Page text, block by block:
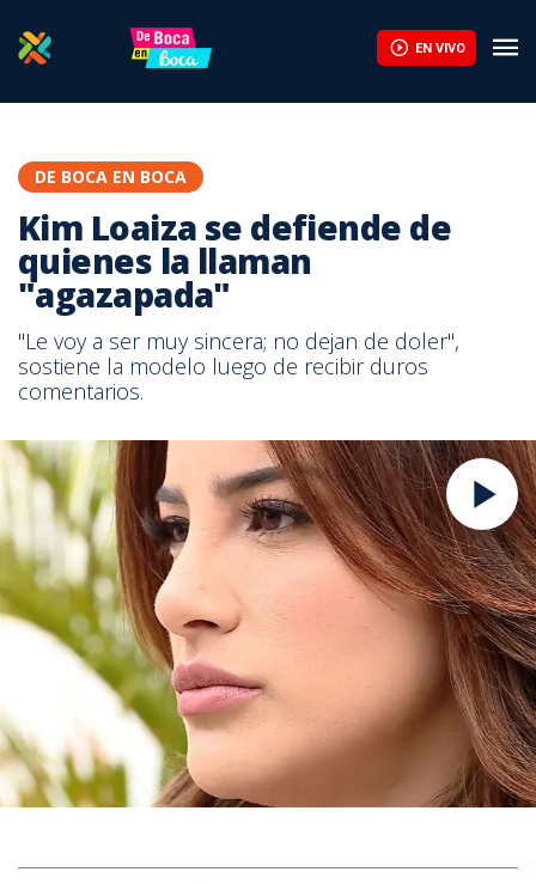
EN VIVO
DE BOCA EN BOCA
Kim Loaiza se defiende de
quienes la llaman
"agazapada"
"Le voy a ser muy sincera; no dejan de doler",
sostiene la modelo luego de recibir duros
comentarios.